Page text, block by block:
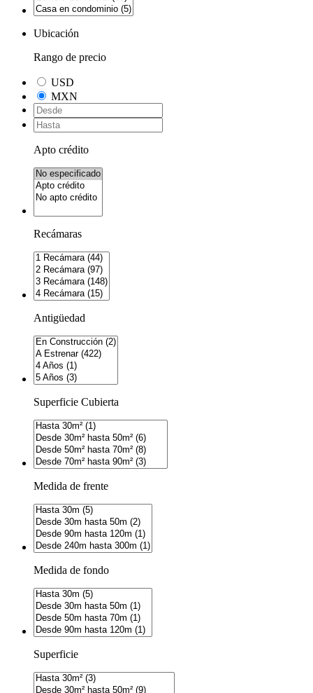
Ubicación
Rango de precio
USD
MXN
Apto crédito
Recámaras
Antigüedad
Superficie Cubierta
Medida de frente
Medida de fondo
Superficie